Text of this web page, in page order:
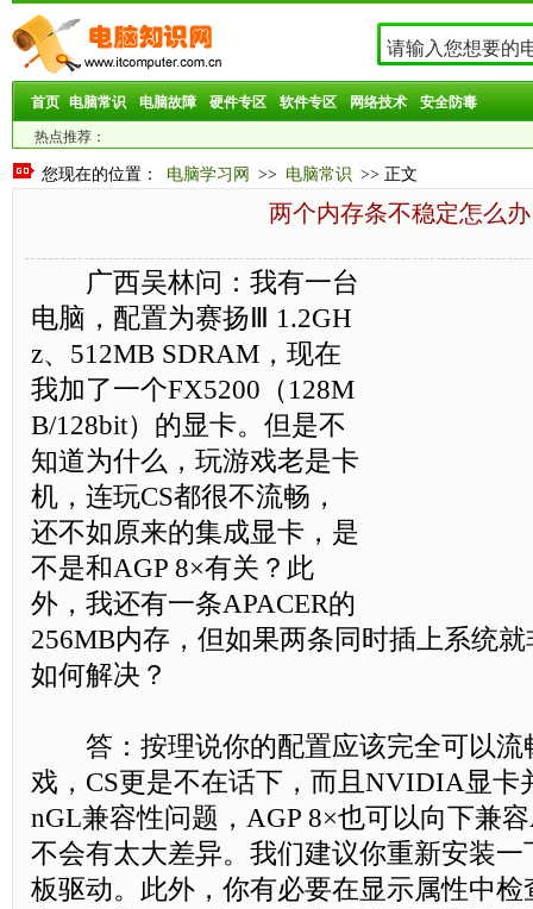
首页 电脑常识 电脑故障 硬件专区 软件专区 网络技术 安全防毒
热点推荐：
您现在的位置： 电脑学习网 >> 电脑常识 >> 正文
两个内存条不稳定怎么办
广西吴林问：我有一台
电脑，配置为赛扬Ⅲ 1.2GH
z、512MB SDRAM，现在
我加了一个FX5200（128M
B/128bit）的显卡。但是不
知道为什么，玩游戏老是卡
机，连玩CS都很不流畅，
还不如原来的集成显卡，是
不是和AGP 8×有关？此
外，我还有一条APACER的
256MB内存，但如果两条同时插上系统
如何解决？
答：按理说你的配置应该完全可以流
戏，CS更是不在话下，而且NVIDIA显卡
nGL兼容性问题，AGP 8×也可以向下兼
不会有太大差异。我们建议你重新安装
板驱动。此外，你有必要在显示属性中